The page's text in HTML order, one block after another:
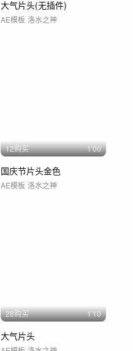
大气片头(无插件)
AE模板 洛水之神
12购买 1'00
国庆节片头金色
AE模板 洛水之神
28购买 1'10
大气片头